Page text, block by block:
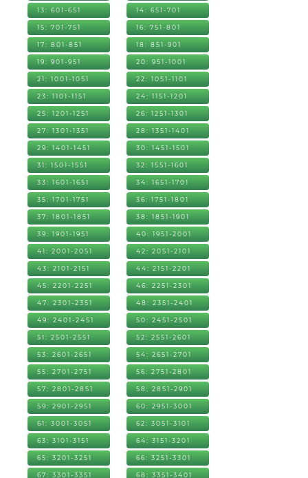
13: 601-651 14: 651-701
15: 701-751 16: 751-801
17: 801-851 18: 851-901
19: 901-951 20: 951-1001
21: 1001-1051 22: 1051-1101
23: 1101-1151 24: 1151-1201
25: 1201-1251 26: 1251-1301
27: 1301-1351 28: 1351-1401
29: 1401-1451 30: 1451-1501
31: 1501-1551 32: 1551-1601
33: 1601-1651 34: 1651-1701
35: 1701-1751 36: 1751-1801
37: 1801-1851 38: 1851-1901
39: 1901-1951 40: 1951-2001
41: 2001-2051 42: 2051-2101
43: 2101-2151 44: 2151-2201
45: 2201-2251 46: 2251-2301
47: 2301-2351 48: 2351-2401
49: 2401-2451 50: 2451-2501
51: 2501-2551 52: 2551-2601
53: 2601-2651 54: 2651-2701
55: 2701-2751 56: 2751-2801
57: 2801-2851 58: 2851-2901
59: 2901-2951 60: 2951-3001
61: 3001-3051 62: 3051-3101
63: 3101-3151 64: 3151-3201
65: 3201-3251 66: 3251-3301
67: 3301-3351 68: 3351-3401